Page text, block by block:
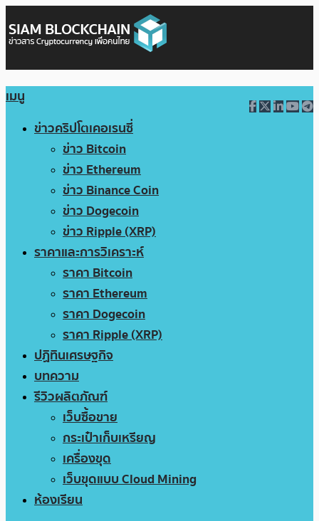
เมนู
ข่าวคริปโตเคอเรนซี่
ข่าว Bitcoin
ข่าว Ethereum
ข่าว Binance Coin
ข่าว Dogecoin
ข่าว Ripple (XRP)
ราคาและการวิเคราะห์
ราคา Bitcoin
ราคา Ethereum
ราคา Dogecoin
ราคา Ripple (XRP)
ปฏิทินเศรษฐกิจ
บทความ
รีวิวผลิตภัณฑ์
เว็บซื้อขาย
กระเป๋าเก็บเหรียญ
เครื่องขุด
เว็บขุดแบบ Cloud Mining
ห้องเรียน